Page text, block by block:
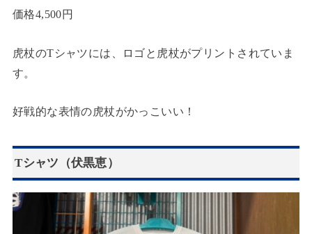
価格4,500円
虎杖のTシャツには、ロゴと虎杖がプリントされていま
す。
好戦的な表情の虎杖がかっこいい！
Tシャツ（伏黒恵）